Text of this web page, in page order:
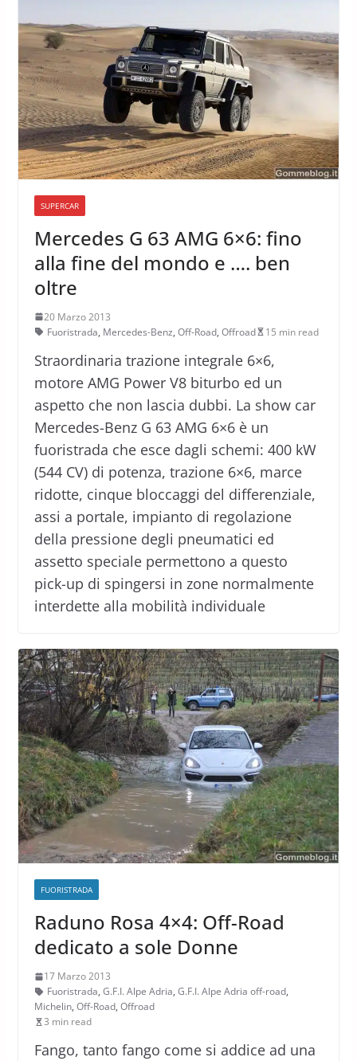
SUPERCAR
Mercedes G 63 AMG 6×6: fino
alla fine del mondo e …. ben
oltre
20 Marzo 2013
Fuoristrada, Mercedes-Benz, Off-Road, Offroad 15 min read
Straordinaria trazione integrale 6×6,
motore AMG Power V8 biturbo ed un
aspetto che non lascia dubbi. La show car
Mercedes-Benz G 63 AMG 6×6 è un
fuoristrada che esce dagli schemi: 400 kW
(544 CV) di potenza, trazione 6×6, marce
ridotte, cinque bloccaggi del differenziale,
assi a portale, impianto di regolazione
della pressione degli pneumatici ed
assetto speciale permettono a questo
pick-up di spingersi in zone normalmente
interdette alla mobilità individuale
FUORISTRADA
Raduno Rosa 4×4: Off-Road
dedicato a sole Donne
17 Marzo 2013
Fuoristrada, G.F.I. Alpe Adria, G.F.I. Alpe Adria off-road,
Michelin, Off-Road, Offroad
3 min read
Fango, tanto fango come si addice ad una